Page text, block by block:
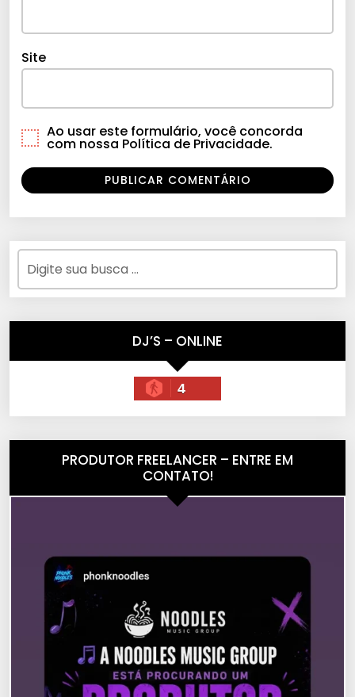
Site
Ao usar este formulário, você concorda
com nossa Política de Privacidade.
DJ’S – ONLINE
4
PRODUTOR FREELANCER – ENTRE EM
CONTATO!